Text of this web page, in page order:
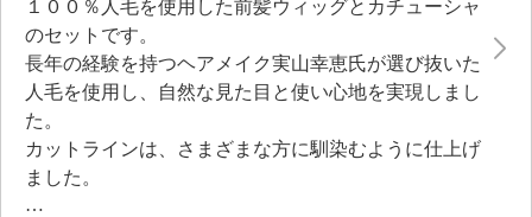
１００％人毛を使用した前髪ウィッグとカチューシャ
のセットです。
長年の経験を持つヘアメイク実山幸恵氏が選び抜いた
人毛を使用し、自然な見た目と使い心地を実現しまし
た。
カットラインは、さまざまな方に馴染むように仕上げ
ました。
サイドの毛先にはシャギーカットをほどこし、ヘアス